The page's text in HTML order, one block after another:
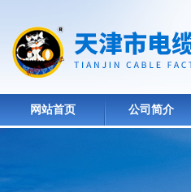
网站首页 公司简介